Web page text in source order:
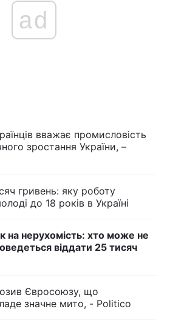
ad
вважає промисловість
зростання України, –
гривень: яку роботу
до 18 років в Україні
на нерухомість: хто може не
віддати 25 тисяч
Євросоюзу, що
значне мито, - Politico